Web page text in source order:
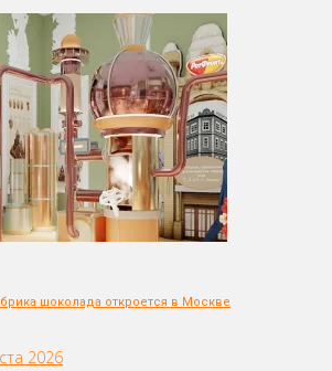
шоколада откроется в Москве
2026